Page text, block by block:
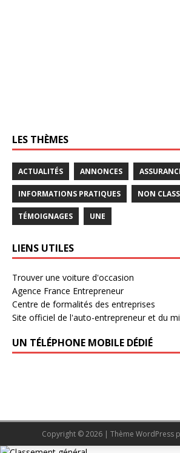
LES THÈMES
ACTUALITÉS ANNONCES
INFORMATIONS PRATIQUES NON
TÉMOIGNAGES UNE
LIENS UTILES
Trouver une voiture d'occasion
Agence France Entrepreneur
Centre de formalités des entreprises
Site officiel de l'auto-entrepreneur et du
UN TÉLÉPHONE MOBILE DÉDIÉ
Copyright © 2026 | Thème WordPress